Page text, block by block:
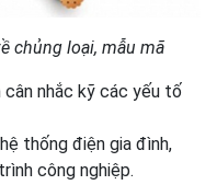
chủng loại, mẫu mã
cân nhắc kỹ các yếu tố
thống điện gia đình,
công nghiệp.